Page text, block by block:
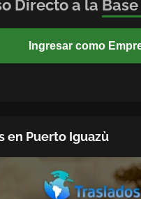
Directo a la
Ingresar como
en Puerto Iguazù